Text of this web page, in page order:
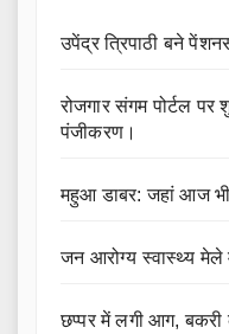
उपेंद्र त्रिपाठी बने
रोजगार संगम पोर्टल पर
पंजीकरण।
महुआ डाबर: जहां आज
जन आरोग्य स्वास्थ्य मेले
छप्पर में लगी आग,